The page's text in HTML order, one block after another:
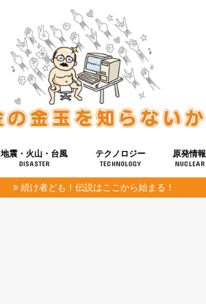
地震・火山・台風
DISASTER
テクノロジー
TECHNOLOGY
健康
宇宙
原発情報
NUCLEAR
続け者ども！伝説はここから始まる！